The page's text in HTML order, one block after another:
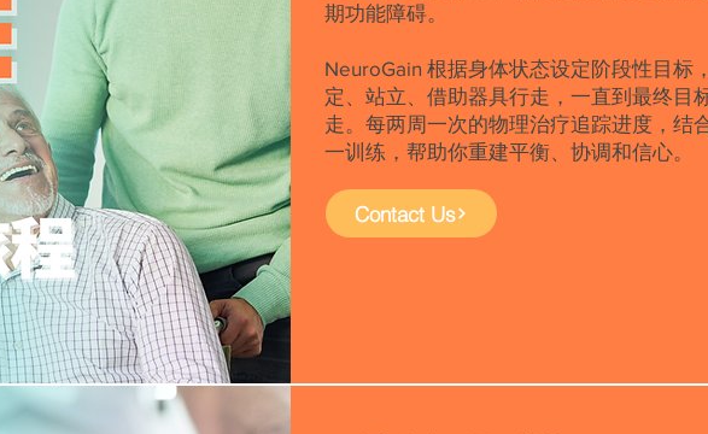
期功能障碍。
NeuroGain 根据身体状态设定阶段性目标
定、站立、借助器具行走，一直到最终
走。每两周一次的物理治疗追踪进度，结
一训练，帮助你重建平衡、协调和信心。
Contact Us